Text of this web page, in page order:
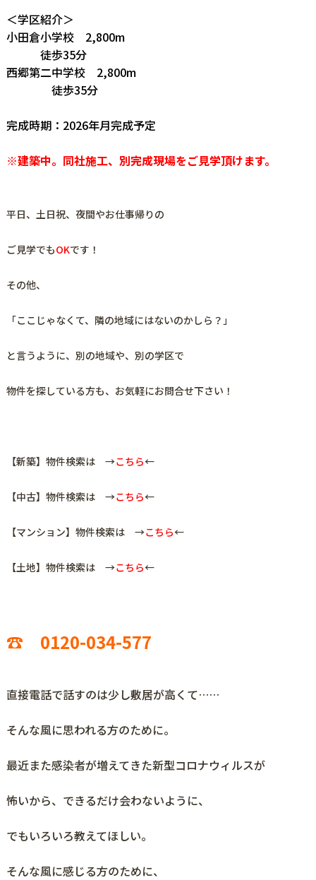
＜学区紹介＞
小田倉小学校 2,800m
徒歩35分
西郷第二中学校 2,800m
徒歩35分
完成時期：2026年月完成予定
※建築中。同社施工、別完成現場をご見学頂けます。
平日、土日祝、夜間やお仕事帰りの
ご見学でもOKです！
その他、
「ここじゃなくて、隣の地域にはないのかしら？」
と言うように、 別の地域や、別の学区で
物件を探している方も、お気軽にお問合せ下さい！
【新築】物件検索は →こちら←
【中古】物件検索は →こちら←
【マンション】物件検索は →こちら←
【土地】物件検索は →こちら←
☎ 0120-034-577
直接電話で話すのは少し敷居が高くて……
そんな風に思われる方のために。
最近また感染者が増えてきた新型コロナウィルスが
怖いから、できるだけ会わないように、
でもいろいろ教えてほしい。
そんな風に感じる方のために、